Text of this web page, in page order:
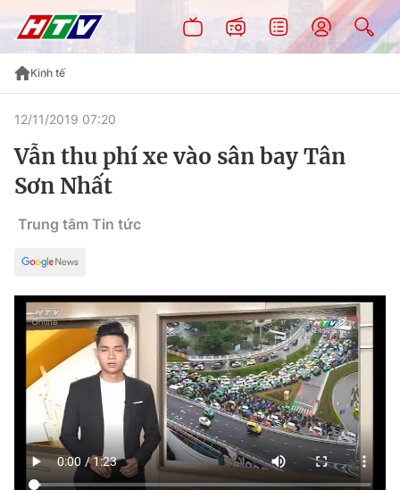
Kinh tế
12/11/2019 07:20
Vẫn thu phí xe vào sân bay Tân
Sơn Nhất
Trung tâm Tin tức